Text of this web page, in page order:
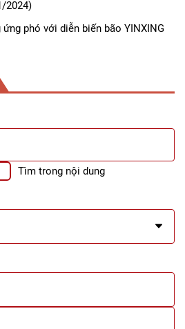
2024)
phó với diễn biến bão YINXING
Tìm trong nội dung